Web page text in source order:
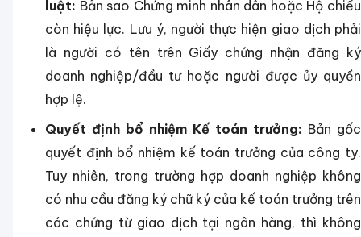
luật: Bản sao Chứng minh nhân dân hoặc Hộ chiếu
còn hiệu lực. Lưu ý, người thực hiện giao dịch phải
là người có tên trên Giấy chứng nhận đăng ký
doanh nghiệp/đầu tư hoặc người được ủy quyền
hợp lệ.
Quyết định bổ nhiệm Kế toán trưởng: Bản gốc
quyết định bổ nhiệm kế toán trưởng của công ty.
Tuy nhiên, trong trường hợp doanh nghiệp không
có nhu cầu đăng ký chữ ký của kế toán trưởng trên
các chứng từ giao dịch tại ngân hàng, thì không